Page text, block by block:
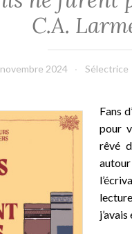
C.A.
2024 Sélectrice
Fans
pour
rêvé